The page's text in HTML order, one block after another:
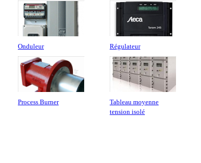
Onduleur Régulateur
Process Burner
Tableau moyenne
tension isolé